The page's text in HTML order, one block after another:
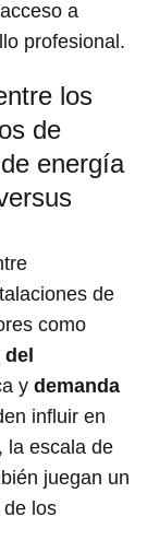
a
profesional.
los
de
energía
de
como
del
y demanda
influir en
la escala de
juegan un
los